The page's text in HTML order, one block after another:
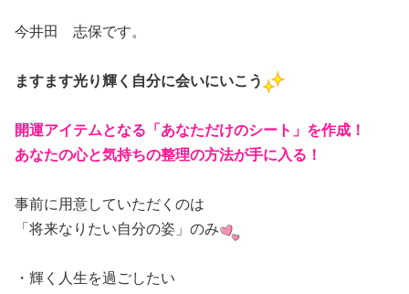
今井田 志保です。
ますます光り輝く自分に会いにいこう
開運アイテムとなる「あなただけのシート」を作成！
あなたの心と気持ちの整理の方法が手に入る！
事前に用意していただくのは
「将来なりたい自分の姿」のみ
・輝く人生を過ごしたい